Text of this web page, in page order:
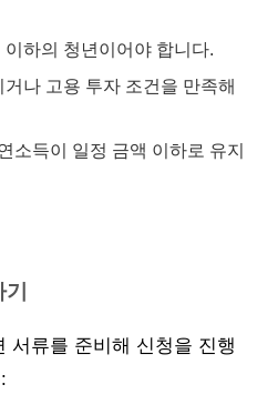
하의 청년이어야 합니다.
나 고용 투자 조건을 만족해
소득이 일정 금액 이하로 유지
서류를 준비해 신청을 진행